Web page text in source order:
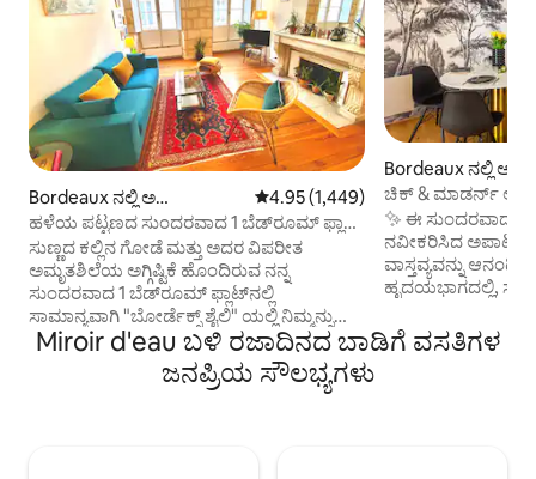
Bordeaux ನಲ್ಲಿ ಅ
ಪಾರ್ಟ್‌ಮಂಟ್
5 ರಲ್ಲಿ 4.95 ಸರಾಸರಿ ರೇಟಿಂಗ್, 1,449
4.95 (1,449)
ಹಳೆಯ ಪಟ್ಟಣದ ಸುಂದರವಾದ 1 ಬೆಡ್‌ರೂಮ್ ಫ್ಲಾಟ್
ಹಾರ್ಟ್
ಸುಣ್ಣದ ಕಲ್ಲಿನ ಗೋಡೆ ಮತ್ತು ಅದರ ವಿಪರೀತ
ಅಮೃತಶಿಲೆಯ ಅಗ್ಗಿಷ್ಟಿಕೆ ಹೊಂದಿರುವ ನನ್ನ
ಸುಂದರವಾದ 1 ಬೆಡ್‌ರೂಮ್ ಫ್ಲಾಟ್‌ನಲ್ಲಿ
ಸಾಮಾನ್ಯವಾಗಿ "ಬೋರ್ಡೆಕ್ಸ್ ಶೈಲಿ" ಯಲ್ಲಿ ನಿಮ್ಮನ್ನು
ಸ್ವಾಗತಿಸಲಾಗುತ್ತದೆ. ಪಾತ್ರದಿಂದ ತುಂಬಿದ, ತುಂಬಾ
ಸ್ವಚ್ಛ, ಆರಾಮದಾಯಕ ಮತ್ತು ಹಗುರವಾದ, ಇದು
ಹಳೆಯ ನಗರ-ಕೇಂದ್ರದ ಅತ್ಯಂತ ಆಕರ್ಷಕ ಭಾಗದಲ್ಲಿ
Bordeaux ನಲ್ಲಿ
ಚಿಕ್ & ಮಾಡರ್ನ್
✨ ಈ ಸುಂದರವಾದ
ನವೀಕರಿಸಿದ
ವಾಸ್ತವ್ಯವನ್ನು ಆನಂದಿಸಿ 🏡 ಹಳೆಯ
ಹೃದಯಭಾಗದಲ್ಲಿ,
ಡಿ ಇಯು 💦 ಗೆ
ಕ್ಯಾಥರೀನ್‌ನಿಂದ
Miroir d'eau ಬಳಿ ರಜಾದಿನದ ಬಾಡಿಗೆ ವಸತಿಗಳ
ಜನಪ್ರಿಯ ಸೌಲಭ್ಯಗಳು